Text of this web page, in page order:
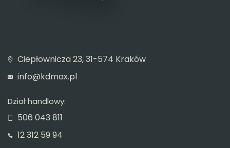
Ciepłownicza 23, 31-574 Kraków
info@kdmax.pl
Dział handlowy:
506 043 811
12 312 59 94